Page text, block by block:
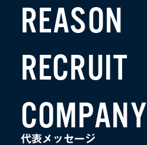
REASON
RECRUIT
COMPANY
代表メッセージ